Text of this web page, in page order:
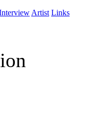
Artist Links